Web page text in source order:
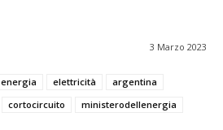
3 Marzo 2023
energia elettricità
argentina
cortocircuito ministerodellenergia